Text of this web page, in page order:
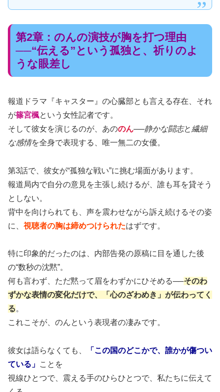
第2章：のんの演技が胸を打つ理由
──“伝える”という孤独と、祈りのよ
うな眼差し
報道ドラマ『キャスター』の心臓部とも言える存在、それ
が篠宮楓という女性記者です。
そして彼女を演じるのが、あののん──静かな闘志と 繊細
な感情を全身で表現する、唯一無二の女優。
第3話で、彼女が“孤独な戦い”に挑む場面があります。
報道局内で自分の意見を主張し続けるが、誰も耳を貸そう
としない。
背中を向けられても、声を震わせながら訴え続けるその姿
に、 視聴者の胸は締めつけられたはずです。
特に印象的だったのは、内部告発の原稿に目を通した後
の“数秒の沈黙”。
何も言わず、ただ黙って眉をわずかにひそめる──そのわ
ずかな表情の変化だけで、「心のざわめき」が伝わってく
る。
これこそが、のんという表現者の凄みです。
彼女は語らなくても、
「この国のどこかで、誰かが傷つい
ている」 ことを
視線ひとつで、震える手のひらひとつで、私たちに伝えて